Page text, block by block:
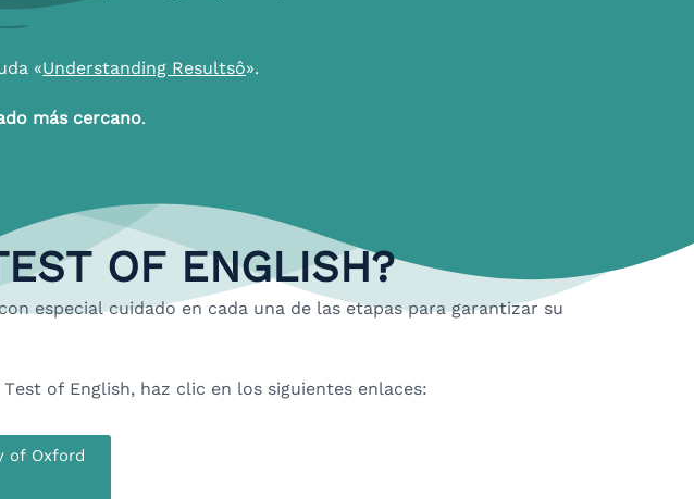
«Understanding Resultsô».
más cercano.
OF ENGLISH?
especial cuidado en cada una de las etapas para garantizar su
of English, haz clic en los siguientes enlaces:
of Oxford